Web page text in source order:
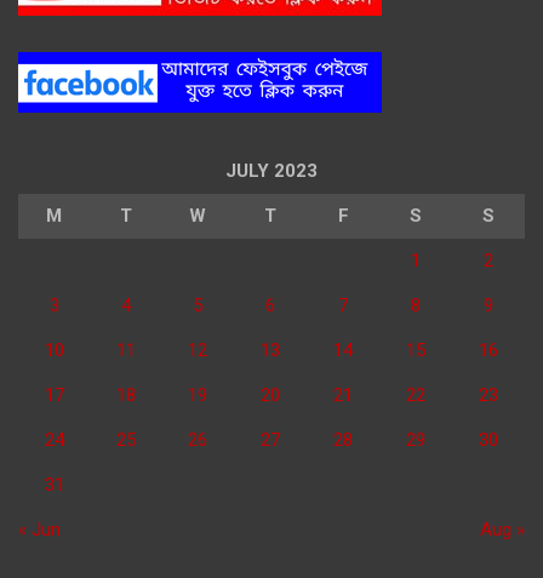
JULY 2023
M T W T F S S
1 2
3 4 5 6 7 8 9
10 11 12 13 14 15 16
17 18 19 20 21 22 23
24 25 26 27 28 29 30
31
« Jun Aug »